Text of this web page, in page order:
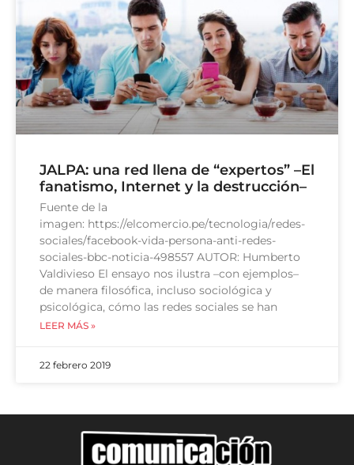
JALPA: una red llena de “expertos” –El
fanatismo, Internet y la destrucción–
Fuente de la
imagen: https://elcomercio.pe/tecnologia/redes-
sociales/facebook-vida-persona-anti-redes-
sociales-bbc-noticia-498557 AUTOR: Humberto
Valdivieso El ensayo nos ilustra –con ejemplos–
de manera filosófica, incluso sociológica y
psicológica, cómo las redes sociales se han
LEER MÁS »
22 febrero 2019